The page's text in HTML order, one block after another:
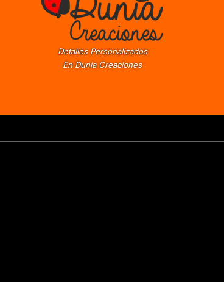
Detalles Personalizados
En Dunia Creaciones